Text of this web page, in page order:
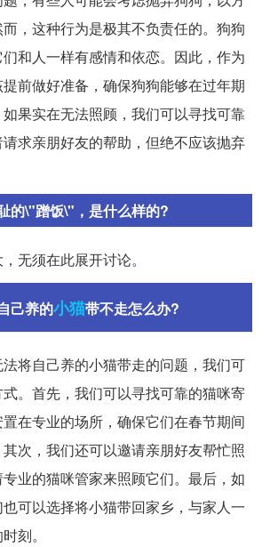
，这种行为是极其不负责任的。狗狗
和人一样有感情和依恋。因此，作为
前做好准备，确保狗狗能够在过年期
果实在无法照顾，我们可以寻找可靠
求亲朋好友的帮助，但绝不应该抛弃
的\"蹭饭\"，是什么样的?
无须在此展开讨论。
己养的小猫带不走怎么办?
将自己养的小猫带走的问题，我们可
。首先，我们可以寻找可靠的猫咪寄
在专业的场所，确保它们在春节期间
次，我们还可以邀请亲朋好友帮忙照
业的猫咪管家来照顾它们。最后，如
可以选择将小猫带回家乡，与家人一
刻。